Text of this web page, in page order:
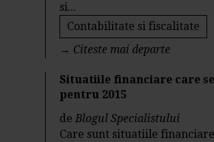
si...
Contabilitate si fiscalitate
→ Citeste mai departe
Situatiile financiare care
pentru 2015
deBlogul Specialistului
Care sunt situatiile